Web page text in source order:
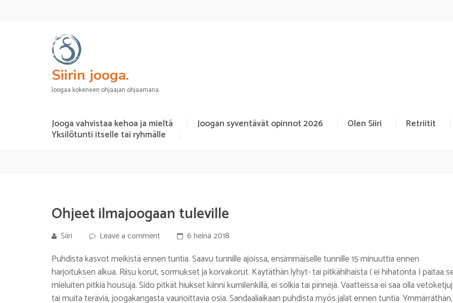
Siirin jooga.
Joogaa kokeneen ohjaajan ohjaamana.
Jooga vahvistaa kehoa ja mieltä Joogan syventävät opinnot 2026 Olen Siiri Retriitit
Yksilötunti itselle tai ryhmälle
Ohjeet ilmajoogaan tuleville
Siiri Leave a comment 6 heinä 2018
Puhdista kasvot meikistä ennen tuntia. Saavu tunnille ajoissa, ensimmäiselle tunnille 15 minuuttia ennen
harjoituksen alkua. Riisu korut, sormukset ja korvakorut. Käytäthän lyhyt- tai pitkähihaista ( ei hihatonta ) paitaa
mieluiten pitkiä housuja. Sido pitkät hiukset kiinni kumilenkillä, ei solkia tai pinnejä. Vaatteissa ei saa olla
tai muita teräviä, joogakangasta vaurioittavia osia. Sandaaliaikaan puhdista myös jalat ennen tuntia. Ymmärräthän,